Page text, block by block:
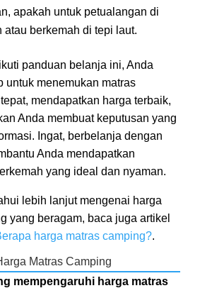
apakah untuk petualangan di
atau berkemah di tepi laut.
panduan belanja ini, Anda
untuk menemukan matras
mendapatkan harga terbaik,
Anda membuat keputusan yang
Ingat, berbelanja dengan
Anda mendapatkan
yang ideal dan nyaman.
lebih lanjut mengenai harga
yang beragam, baca juga artikel
harga matras camping?.
Matras Camping
mempengaruhi harga matras